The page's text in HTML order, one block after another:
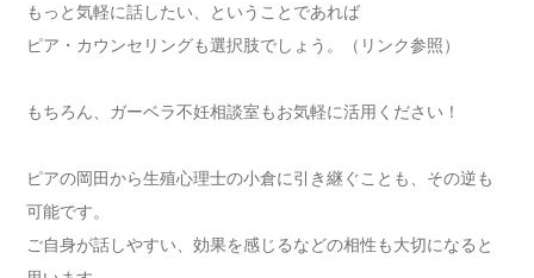
もっと気軽に話したい、ということであれば
ピア・カウンセリングも選択肢でしょう。（リンク参照）
もちろん、ガーベラ不妊相談室もお気軽に活用ください！
ピアの岡田から生殖心理士の小倉に引き継ぐことも、その逆も
可能です。
ご自身が話しやすい、効果を感じるなどの相性も大切になると